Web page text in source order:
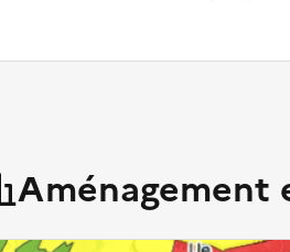
Aménagement